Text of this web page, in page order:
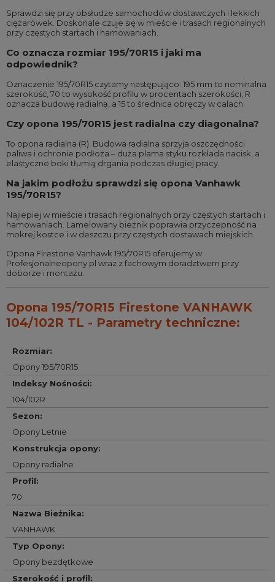
Sprawdzi się przy obsłudze samochodów dostawczych i lekkich
ciężarówek. Doskonale czuje się w mieście i trasach regionalnych
przy częstych startach i hamowaniach.
Co oznacza rozmiar 195/70R15 i jaki ma
odpowiednik?
Oznaczenie 195/70R15 czytamy następująco: 195 mm to nominalna
szerokość, 70 to wysokość profilu w procentach szerokości, R
oznacza budowę radialną, a 15 to średnica obręczy w calach.
Czy opona 195/70R15 jest radialna czy diagonalna?
To opona radialna (R). Budowa radialna sprzyja oszczędności
paliwa i ochronie podłoża – duża plama styku rozkłada nacisk, a
elastyczne boki tłumią drgania podczas długiej pracy.
Na jakim podłożu sprawdzi się opona Vanhawk
195/70R15?
Najlepiej w mieście i trasach regionalnych przy częstych startach i
hamowaniach. Lamelowany bieżnik poprawia przyczepność na
mokrej kostce i w deszczu przy częstych dostawach miejskich.
Opona Firestone Vanhawk 195/70R15 oferujemy w
Profesjonalneopony.pl wraz z fachowym doradztwem przy
doborze i montażu.
Opona 195/70R15 Firestone VANHAWK
104/102R TL - Parametry techniczne:
Rozmiar:
Opony 195/70R15
Indeksy Nośności:
104/102R
Sezon:
Opony Letnie
Konstrukcja opony:
Opony radialne
Profil:
70
Nazwa Bieżnika:
VANHAWK
Typ Opony:
Opony bezdętkowe
Szerokość i profil: